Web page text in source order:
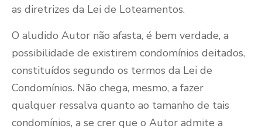
as diretrizes da Lei de Loteamentos.
O aludido Autor não afasta, é bem verdade, a
possibilidade de existirem condomínios deitados,
constituídos segundo os termos da Lei de
Condomínios. Não chega, mesmo, a fazer
qualquer ressalva quanto ao tamanho de tais
condomínios, a se crer que o Autor admite a